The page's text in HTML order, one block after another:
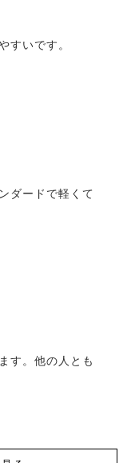
ダードで軽くて
す。他の人とも